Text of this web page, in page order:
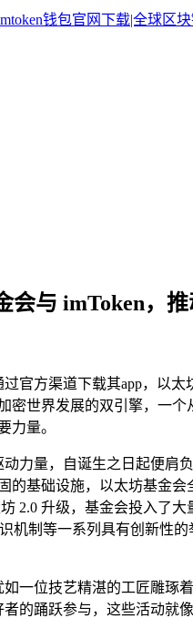
会与 imToken，
官方渠道下载其app，以
密世界发展的双引擎，一
力量。
力量，自诞生之日起便
的基础设施，以太坊基金
2.0 升级，基金会投入了
机制等一系列具有创新性
一位技艺精湛的工匠雕琢
的踊跃参与，这些活动